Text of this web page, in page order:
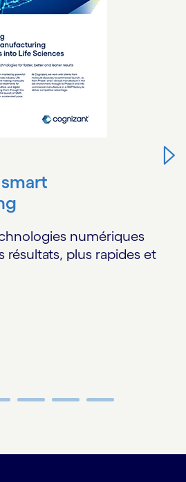
numériques
résultats, plus rapides et